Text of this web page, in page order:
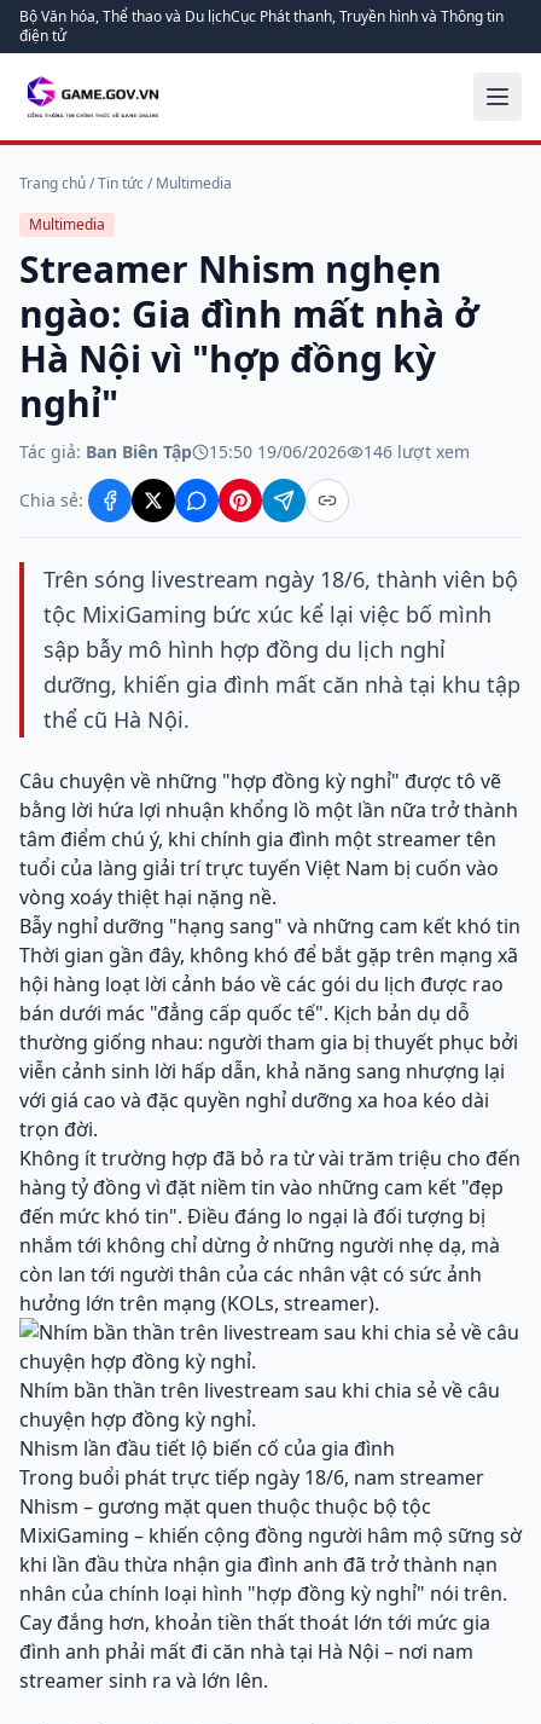
Bộ Văn hóa, Thể thao và Du lịchCục Phát thanh, Truyền hình và Thông tin
điện tử
Trang chủ/Tin tức/ Multimedia
Multimedia
Streamer Nhism nghẹn
ngào: Gia đình mất nhà ở
Hà Nội vì "hợp đồng kỳ
nghỉ"
Tác giả: Ban Biên Tập 15:50 19/06/2026 146 lượt xem
Chia sẻ:
Trên sóng livestream ngày 18/6, thành viên bộ
tộc MixiGaming bức xúc kể lại việc bố mình
sập bẫy mô hình hợp đồng du lịch nghỉ
dưỡng, khiến gia đình mất căn nhà tại khu tập
thể cũ Hà Nội.
Câu chuyện về những "hợp đồng kỳ nghỉ" được tô vẽ
bằng lời hứa lợi nhuận khổng lồ một lần nữa trở thành
tâm điểm chú ý, khi chính gia đình một streamer tên
tuổi của làng giải trí trực tuyến Việt Nam bị cuốn vào
vòng xoáy thiệt hại nặng nề.
Bẫy nghỉ dưỡng "hạng sang" và những cam kết khó tin
Thời gian gần đây, không khó để bắt gặp trên mạng xã
hội hàng loạt lời cảnh báo về các gói du lịch được rao
bán dưới mác "đẳng cấp quốc tế". Kịch bản dụ dỗ
thường giống nhau: người tham gia bị thuyết phục bởi
viễn cảnh sinh lời hấp dẫn, khả năng sang nhượng lại
với giá cao và đặc quyền nghỉ dưỡng xa hoa kéo dài
trọn đời.
Không ít trường hợp đã bỏ ra từ vài trăm triệu cho đến
hàng tỷ đồng vì đặt niềm tin vào những cam kết "đẹp
đến mức khó tin". Điều đáng lo ngại là đối tượng bị
nhắm tới không chỉ dừng ở những người nhẹ dạ, mà
còn lan tới người thân của các nhân vật có sức ảnh
hưởng lớn trên mạng (KOLs, streamer).
Nhím bần thần trên livestream sau khi chia sẻ về câu
chuyện hợp đồng kỳ nghỉ.
Nhism lần đầu tiết lộ biến cố của gia đình
Trong buổi phát trực tiếp ngày 18/6, nam streamer
Nhism – gương mặt quen thuộc thuộc bộ tộc
MixiGaming – khiến cộng đồng người hâm mộ sững sờ
khi lần đầu thừa nhận gia đình anh đã trở thành nạn
nhân của chính loại hình "hợp đồng kỳ nghỉ" nói trên.
Cay đắng hơn, khoản tiền thất thoát lớn tới mức gia
đình anh phải mất đi căn nhà tại Hà Nội – nơi nam
streamer sinh ra và lớn lên.